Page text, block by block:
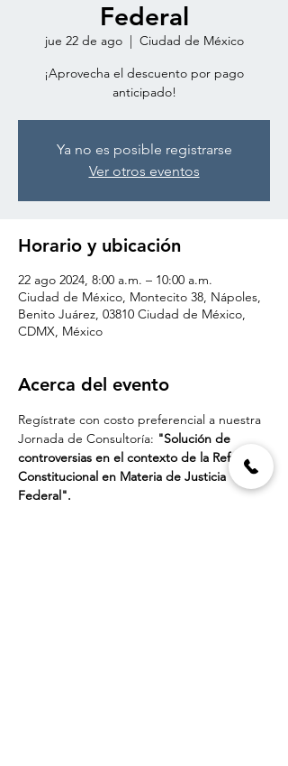
Federal
jue 22 de ago
  |
Ciudad de México
¡Aprovecha el descuento por pago
anticipado!
Ya no es posible registrarse
Ver otros eventos
Horario y ubicación
22 ago 2024, 8:00 a.m. – 10:00 a.m.
Ciudad de México, Montecito 38, Nápoles,
Benito Juárez, 03810 Ciudad de México,
CDMX, México
Acerca del evento
Regístrate con costo preferencial a nuestra
Jornada de Consultoría: "Solución de
controversias en el contexto de la Reforma
Constitucional en Materia de Justicia
Federal".